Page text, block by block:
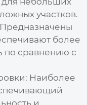
участков.
Предназначены
более
по сравнению с
Наиболее
и